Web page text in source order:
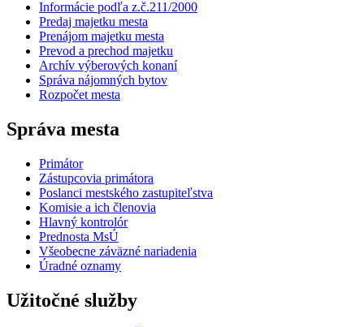
Informácie podľa z.č.211/2000
Predaj majetku mesta
Prenájom majetku mesta
Prevod a prechod majetku
Archív výberových konaní
Správa nájomných bytov
Rozpočet mesta
Správa mesta
Primátor
Zástupcovia primátora
Poslanci mestského zastupiteľstva
Komisie a ich členovia
Hlavný kontrolór
Prednosta MsÚ
Všeobecne záväzné nariadenia
Úradné oznamy
Užitočné služby